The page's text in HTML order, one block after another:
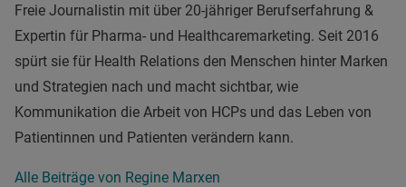
Freie Journalistin mit über 20-jähriger Berufserfahrung &
Expertin für Pharma- und Healthcaremarketing. Seit 2016
spürt sie für Health Relations den Menschen hinter Marken
und Strategien nach und macht sichtbar, wie
Kommunikation die Arbeit von HCPs und das Leben von
Patientinnen und Patienten verändern kann.
Alle Beiträge von Regine Marxen